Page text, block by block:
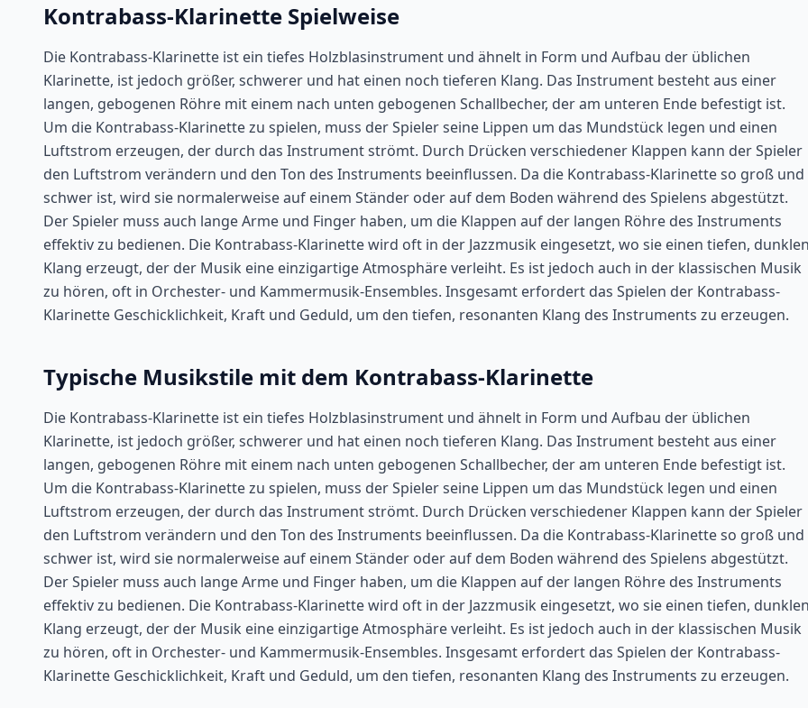
Kontrabass-Klarinette Spielweise
Die Kontrabass-Klarinette ist ein tiefes Holzblasinstrument und ähnelt in Form und Aufbau der üblichen
Klarinette, ist jedoch größer, schwerer und hat einen noch tieferen Klang. Das Instrument besteht aus einer
langen, gebogenen Röhre mit einem nach unten gebogenen Schallbecher, der am unteren Ende befestigt ist.
Um die Kontrabass-Klarinette zu spielen, muss der Spieler seine Lippen um das Mundstück legen und einen
Luftstrom erzeugen, der durch das Instrument strömt. Durch Drücken verschiedener Klappen kann der Spieler
den Luftstrom verändern und den Ton des Instruments beeinflussen. Da die Kontrabass-Klarinette so groß und
schwer ist, wird sie normalerweise auf einem Ständer oder auf dem Boden während des Spielens abgestützt.
Der Spieler muss auch lange Arme und Finger haben, um die Klappen auf der langen Röhre des Instruments
effektiv zu bedienen. Die Kontrabass-Klarinette wird oft in der Jazzmusik eingesetzt, wo sie einen tiefen,
Klang erzeugt, der der Musik eine einzigartige Atmosphäre verleiht. Es ist jedoch auch in der klassischen Musik
zu hören, oft in Orchester- und Kammermusik-Ensembles. Insgesamt erfordert das Spielen der Kontrabass-
Klarinette Geschicklichkeit, Kraft und Geduld, um den tiefen, resonanten Klang des Instruments zu erzeugen.
Typische Musikstile mit dem Kontrabass-Klarinette
Die Kontrabass-Klarinette ist ein tiefes Holzblasinstrument und ähnelt in Form und Aufbau der üblichen
Klarinette, ist jedoch größer, schwerer und hat einen noch tieferen Klang. Das Instrument besteht aus einer
langen, gebogenen Röhre mit einem nach unten gebogenen Schallbecher, der am unteren Ende befestigt ist.
Um die Kontrabass-Klarinette zu spielen, muss der Spieler seine Lippen um das Mundstück legen und einen
Luftstrom erzeugen, der durch das Instrument strömt. Durch Drücken verschiedener Klappen kann der Spieler
den Luftstrom verändern und den Ton des Instruments beeinflussen. Da die Kontrabass-Klarinette so groß und
schwer ist, wird sie normalerweise auf einem Ständer oder auf dem Boden während des Spielens abgestützt.
Der Spieler muss auch lange Arme und Finger haben, um die Klappen auf der langen Röhre des Instruments
effektiv zu bedienen. Die Kontrabass-Klarinette wird oft in der Jazzmusik eingesetzt, wo sie einen tiefen,
Klang erzeugt, der der Musik eine einzigartige Atmosphäre verleiht. Es ist jedoch auch in der klassischen Musik
zu hören, oft in Orchester- und Kammermusik-Ensembles. Insgesamt erfordert das Spielen der Kontrabass-
Klarinette Geschicklichkeit, Kraft und Geduld, um den tiefen, resonanten Klang des Instruments zu erzeugen.